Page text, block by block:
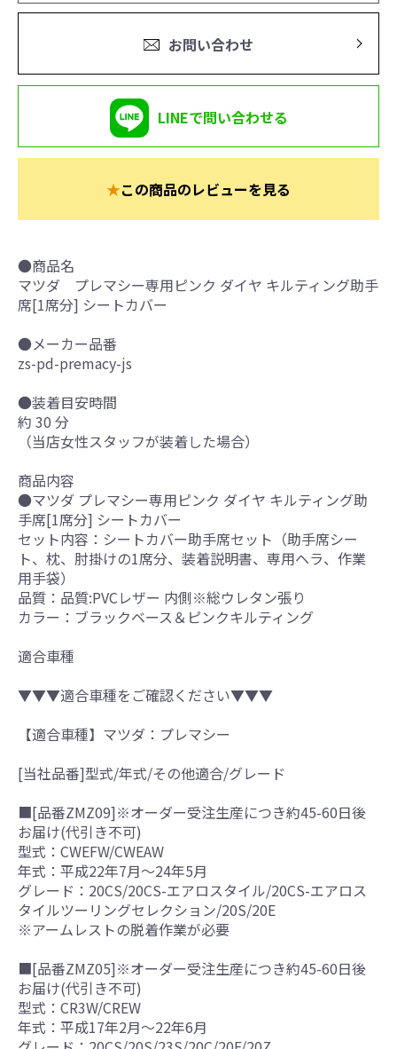
お問い合わせ
LINEで問い合わせる
★この商品のレビューを見る
●商品名
マツダ プレマシー専用ピンク ダイヤ キルティング助手
席[1席分] シートカバー
●メーカー品番
zs-pd-premacy-js
●装着目安時間
約 30 分
（当店女性スタッフが装着した場合）
商品内容
●マツダ プレマシー専用ピンク ダイヤ キルティング助
手席[1席分] シートカバー
セット内容：シートカバー助手席セット（助手席シー
ト、枕、肘掛けの1席分、装着説明書、専用ヘラ、作業
用手袋）
品質：品質:PVCレザー 内側※総ウレタン張り
カラー：ブラックベース＆ピンクキルティング
適合車種
▼▼▼適合車種をご確認ください▼▼▼
【適合車種】マツダ：プレマシー
[当社品番]型式/年式/その他適合/グレード
■[品番ZMZ09]※オーダー受注生産につき約45-60日後
お届け(代引き不可)
型式：CWEFW/CWEAW
年式：平成22年7月～24年5月
グレード：20CS/20CS-エアロスタイル/20CS-エアロス
タイルツーリングセレクション/20S/20E
※アームレストの脱着作業が必要
■[品番ZMZ05]※オーダー受注生産につき約45-60日後
お届け(代引き不可)
型式：CR3W/CREW
年式：平成17年2月～22年6月